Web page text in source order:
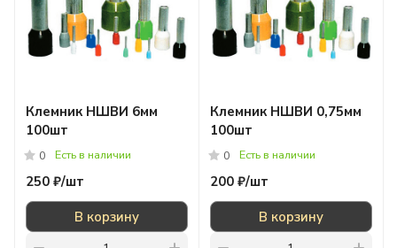
Клемник НШВИ 6мм
100шт
0 Есть в наличии
250 ₽/шт
В корзину
Клемник НШВИ 0,75мм
100шт
0 Есть в наличии
200 ₽/шт
В корзину